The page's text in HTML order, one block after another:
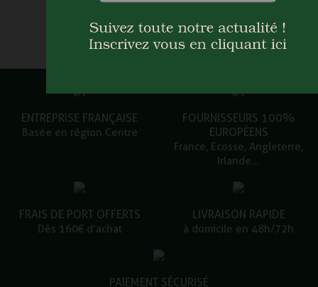
ENTREPRISE FRANÇAISE
Basée en région Centre
FOURNISSEURS 100%
EUROPÉENS
France, Ecosse, Angleterre,
Irlande...
FRAIS DE PORT OFFERTS
Dès 160€ d’achat
LIVRAISON RAPIDE
à domicile en 48h/72h
PAIEMENT SÉCURISÉ